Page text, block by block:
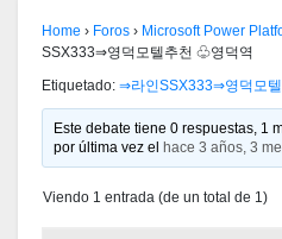
Home › Foros › Microsoft Power
SSX333⇒영덕모텔추천 ♧영덕역
Etiquetado: ⇒라인SSX333⇒영덕모
Este debate tiene 0 respuestas, 1
por última vez el
hace 3 años, 3
Viendo 1 entrada (de un total de 1)